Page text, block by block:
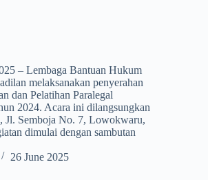
– Lembaga Bantuan Hukum
melaksanakan penyerahan
dan Pelatihan Paralegal
2024. Acara ini dilangsungkan
Jl. Semboja No. 7, Lowokwaru,
dimulai dengan sambutan
26 June 2025